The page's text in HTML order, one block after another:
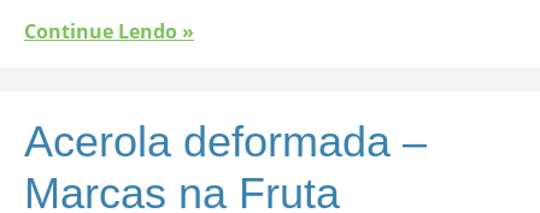
Continue Lendo »
Acerola deformada –
Marcas na Fruta